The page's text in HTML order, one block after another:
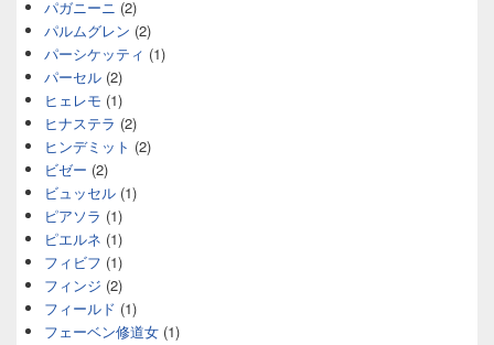
パガニーニ (2)
パルムグレン (2)
パーシケッティ (1)
パーセル (2)
ヒェレモ (1)
ヒナステラ (2)
ヒンデミット (2)
ビゼー (2)
ビュッセル (1)
ピアソラ (1)
ピエルネ (1)
フィビフ (1)
フィンジ (2)
フィールド (1)
フェーベン修道女 (1)